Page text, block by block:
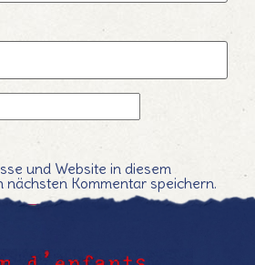
und Website in diesem
Kommentar speichern.